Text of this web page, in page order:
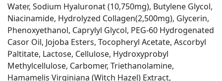
Water, Sodium Hyaluronat (10,750mg), Butylene Glycol,
Niacinamide, Hydrolyzed Collagen(2,500mg), Glycerin,
Phenoxyethanol, Caprylyl Glycol, PEG-60 Hydrogenated
Casor Oil, Jojoba Esters, Tocopheryl Acetate, Ascorbyl
Paltitate, Lactose, Cellulose, Hydroxyprobyl
Methylcellulose, Carbomer, Triethanolamine,
Hamamelis Virginiana (Witch Hazel) Extract,